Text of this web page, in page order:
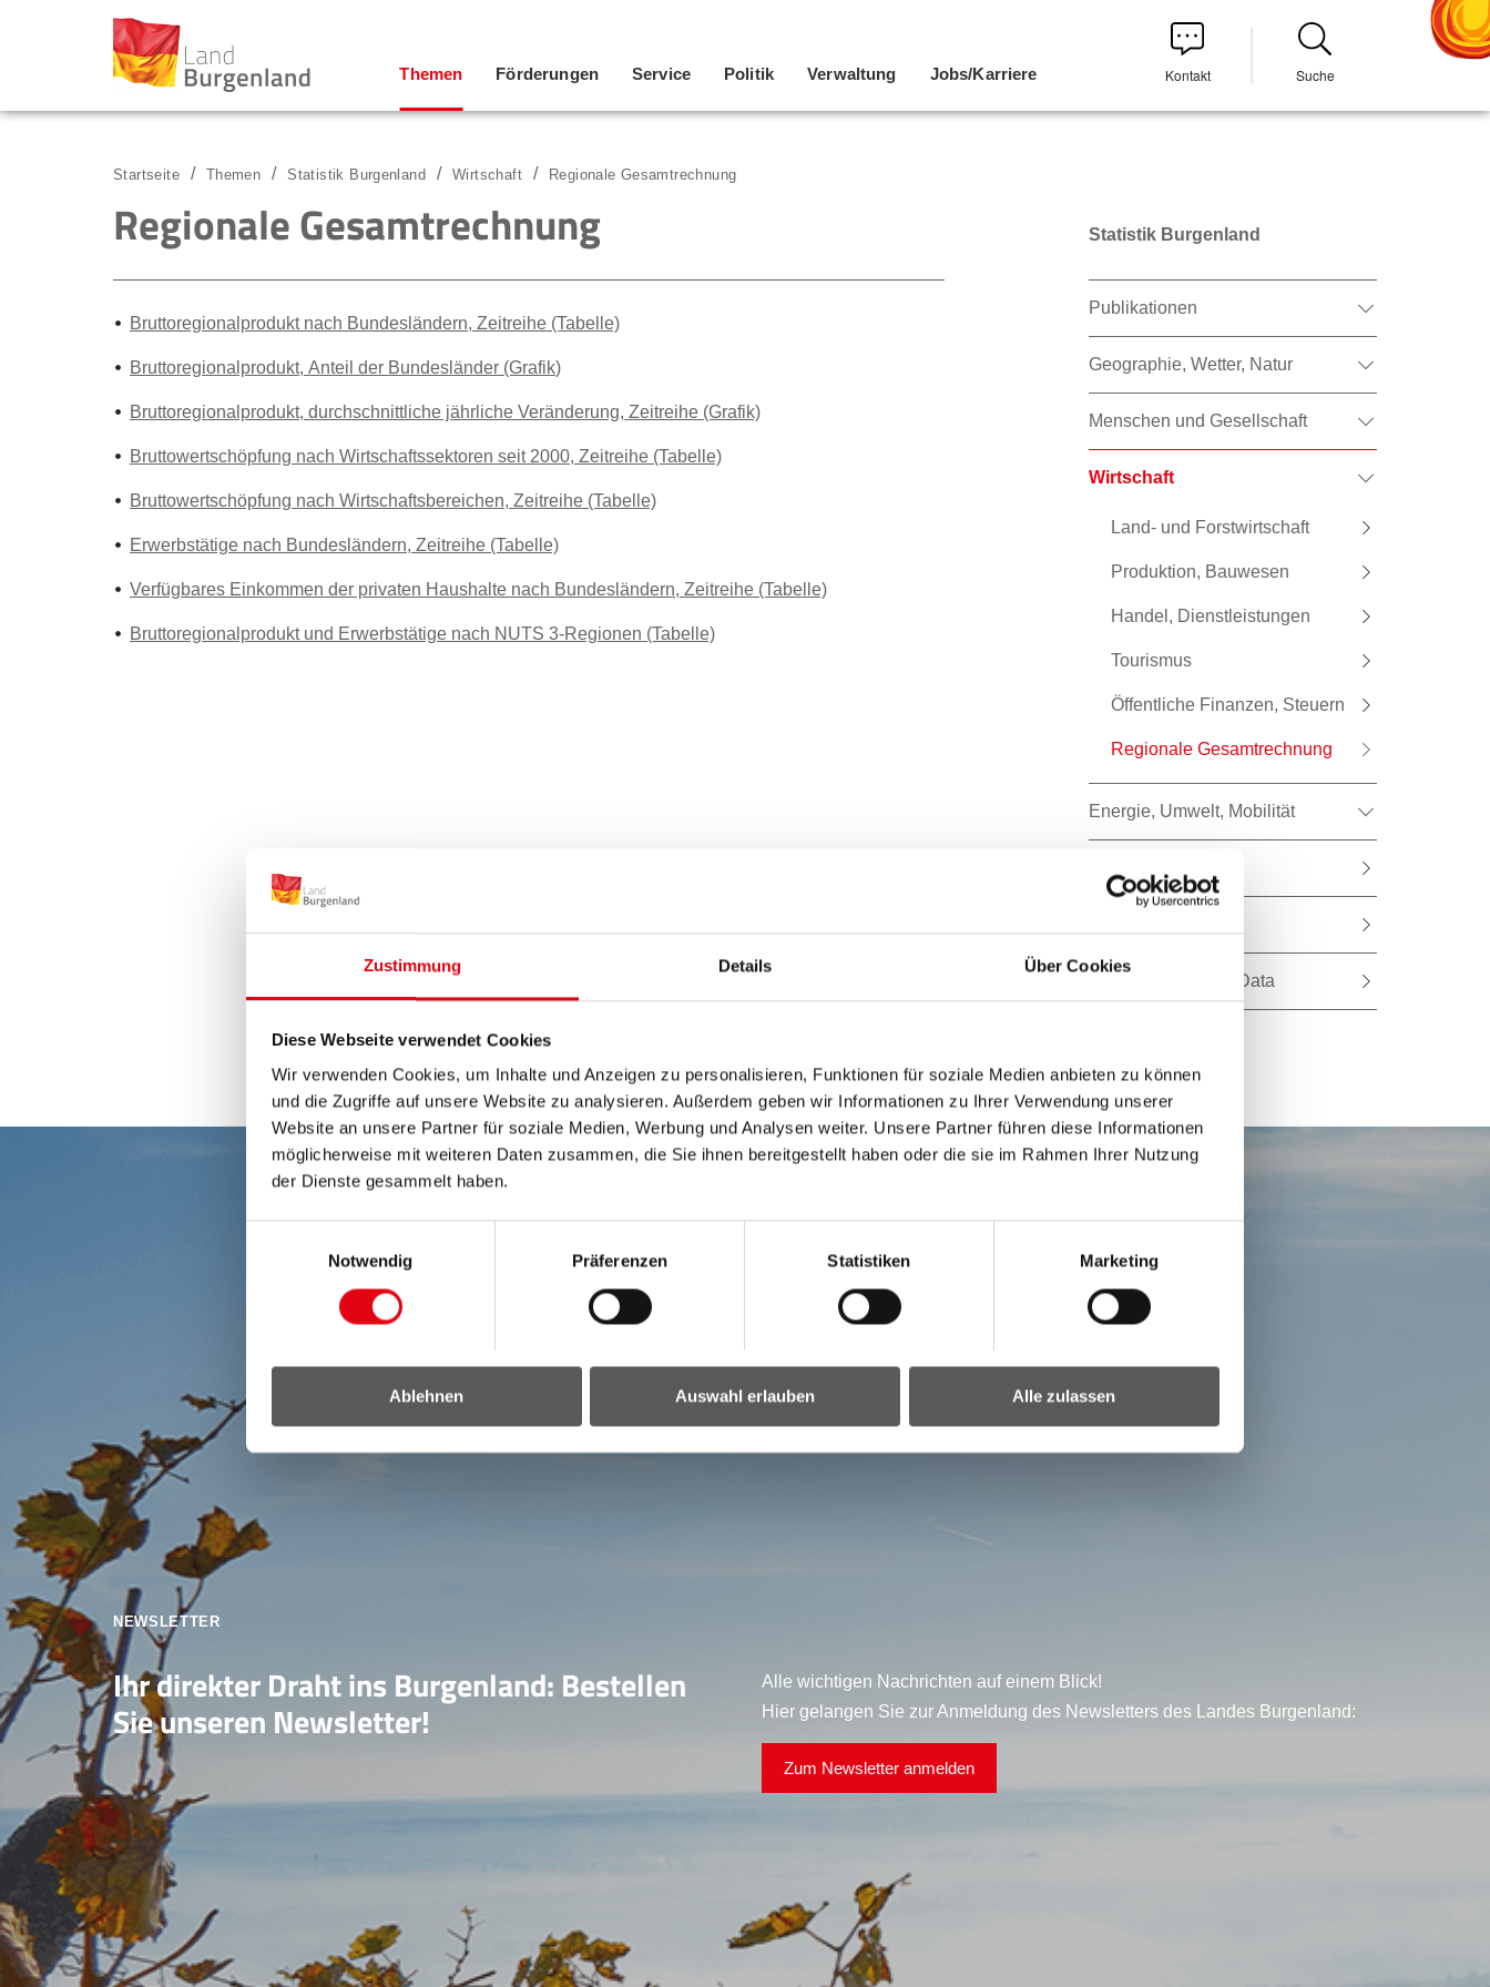
Zustimmung Details Über Cookies
Diese Webseite verwendet Cookies
Wir verwenden Cookies, um Inhalte und Anzeigen zu personalisieren, Funktionen für soziale Medien anbieten zu können
und die Zugriffe auf unsere Website zu analysieren. Außerdem geben wir Informationen zu Ihrer Verwendung unserer
Website an unsere Partner für soziale Medien, Werbung und Analysen weiter. Unsere Partner führen diese Informationen
möglicherweise mit weiteren Daten zusammen, die Sie ihnen bereitgestellt haben oder die sie im Rahmen Ihrer Nutzung
der Dienste gesammelt haben.
Notwendig
Präferenzen Statistiken Marketing
Ablehnen Auswahl erlauben Alle zulassen
Zum Inhalt
Zum Menü
Zur Suche
Themen Förderungen Service Politik Verwaltung Jobs/Karriere Kontakt Suche
Startseite Themen Statistik Burgenland Wirtschaft Regionale Gesamtrechnung
Regionale Gesamtrechnung
Bruttoregionalprodukt nach Bundesländern, Zeitreihe (Tabelle)
Bruttoregionalprodukt, Anteil der Bundesländer (Grafik)
Bruttoregionalprodukt, durchschnittliche jährliche Veränderung, Zeitreihe (Grafik)
Bruttowertschöpfung nach Wirtschaftssektoren seit 2000, Zeitreihe (Tabelle)
Bruttowertschöpfung nach Wirtschaftsbereichen, Zeitreihe (Tabelle)
Erwerbstätige nach Bundesländern, Zeitreihe (Tabelle)
Verfügbares Einkommen der privaten Haushalte nach Bundesländern, Zeitreihe (Tabelle)
Bruttoregionalprodukt und Erwerbstätige nach NUTS 3-Regionen (Tabelle)
Statistik Burgenland
Publikationen
Geographie, Wetter, Natur
Menschen und Gesellschaft
Wirtschaft
Land- und Forstwirtschaft
Produktion, Bauwesen
Handel, Dienstleistungen
Tourismus
Öffentliche Finanzen, Steuern
Regionale Gesamtrechnung
Energie, Umwelt, Mobilität
Open Government Data
NEWSLETTER
Ihr direkter Draht ins Burgenland: Bestellen
Sie unseren Newsletter!
Alle wichtigen Nachrichten auf einem Blick!
Hier gelangen Sie zur Anmeldung des Newsletters des Landes Burgenland:
Zum Newsletter anmelden